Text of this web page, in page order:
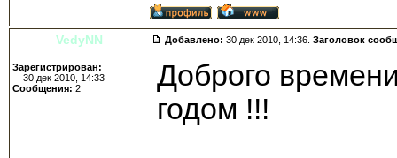
VedyNN Добавлено: 30 дек 2010, 14:36. Заголовок
Зарегистрирован:
30 дек 2010, 14:33
Сообщения: 2
Доброго
годом !!!